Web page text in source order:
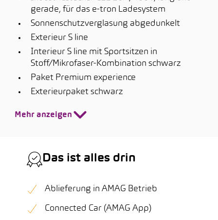
gerade, für das e-tron Ladesystem
Sonnenschutzverglasung abgedunkelt
Exterieur S line
Interieur S line mit Sportsitzen in
Stoff/Mikrofaser-Kombination schwarz
Paket Premium experience
Exterieurpaket schwarz
Mehr anzeigen
Das ist alles drin
Ablieferung in AMAG Betrieb
Connected Car (AMAG App)